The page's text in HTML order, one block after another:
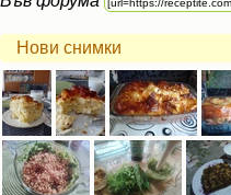
Нови снимки